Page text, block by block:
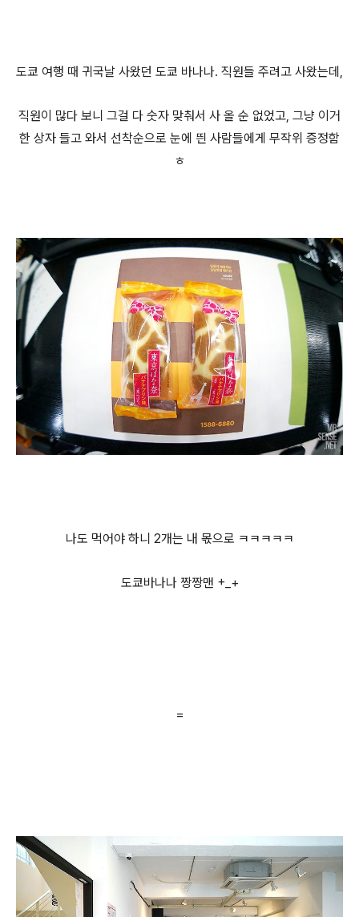
도쿄 여행 때 귀국날 사왔던 도쿄 바나나. 직원들 주려고 사왔는데,
직원이 많다 보니 그걸 다 숫자 맞춰서 사 올 순 없었고, 그냥 이거
한 상자 들고 와서 선착순으로 눈에 띈 사람들에게 무작위 증정함
ㅎ
나도 먹어야 하니 2개는 내 몫으로 ㅋㅋㅋㅋㅋ
도쿄바나나 짱짱맨 +_+
=